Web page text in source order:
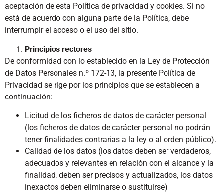
aceptación de esta Política de privacidad y cookies. Si no
está de acuerdo con alguna parte de la Política, debe
interrumpir el acceso o el uso del sitio.
Principios rectores
De conformidad con lo establecido en la Ley de Protección
de Datos Personales n.º 172-13, la presente Política de
Privacidad se rige por los principios que se establecen a
continuación:
Licitud de los ficheros de datos de carácter personal
(los ficheros de datos de carácter personal no podrán
tener finalidades contrarias a la ley o al orden público).
Calidad de los datos (los datos deben ser verdaderos,
adecuados y relevantes en relación con el alcance y la
finalidad, deben ser precisos y actualizados, los datos
inexactos deben eliminarse o sustituirse)